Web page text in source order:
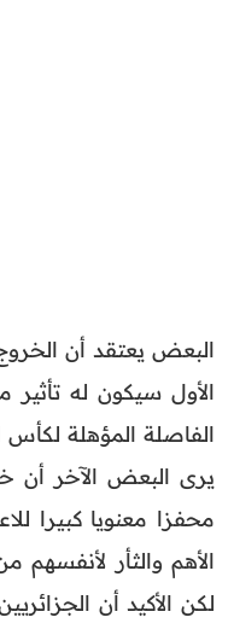
البعض يعتقد أن
الأول سيكون له تأثير
الفاصلة المؤهلة لكأس
يرى البعض الآخر أن
محفزا معنويا كبيرا
الأهم والثأر لأنفسهم
لكن الأكيد أن